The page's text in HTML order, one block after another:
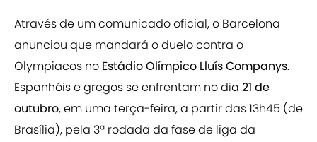
Através de um comunicado oficial, o Barcelona
anunciou que mandará o duelo contra o
Olympiacos no Estádio Olímpico Lluís Companys.
Espanhóis e gregos se enfrentam no dia 21 de
outubro, em uma terça-feira, a partir das 13h45 (de
Brasília), pela 3ª rodada da fase de liga da